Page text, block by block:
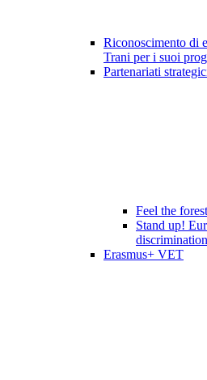
Riconoscimento di
Trani per i suoi
Partenariati
Feel the forest
Stand up!
discrimination
Erasmus+ VET